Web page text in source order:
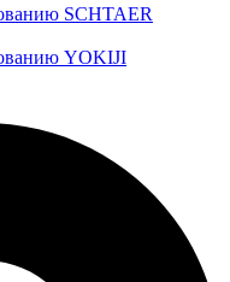
SCHTAER
YOKIJI